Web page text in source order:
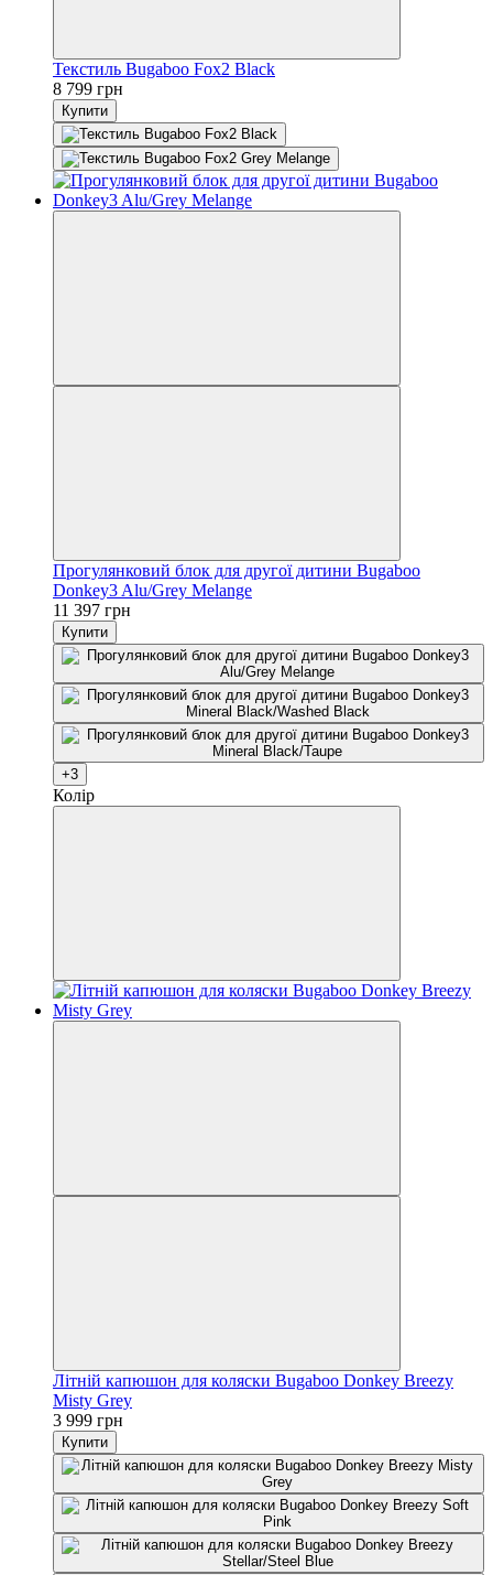
Текстиль Bugaboo Fox2 Black
8 799 грн
Купити
Прогулянковий блок для другої дитини Bugaboo
Donkey3 Alu/Grey Melange
11 397 грн
Купити
+3
Колір
Літній капюшон для коляски Bugaboo Donkey Breezy
Misty Grey
3 999 грн
Купити